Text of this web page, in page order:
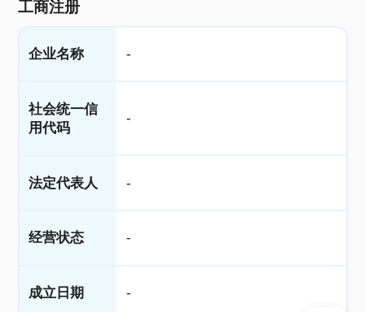
工商注册
企业名称 -
社会统一信
用代码
-
法定代表人 -
经营状态 -
成立日期 -